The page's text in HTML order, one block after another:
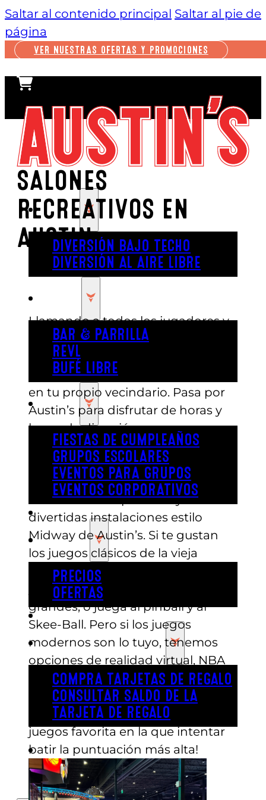
Saltar al contenido principal Saltar al pie de
página
VER NUESTRAS OFERTAS Y PROMOCIONES
JUGAR
DIVERSIÓN BAJO TECHO
DIVERSIÓN AL AIRE LIBRE
BAR & PARRILLA
REVL
BUFÉ LIBRE
FIESTA
FIESTAS DE CUMPLEAÑOS
GRUPOS ESCOLARES
EVENTOS PARA GRUPOS
EVENTOS CORPORATIVOS
REVL
PRECIOS
PRECIOS
OFERTAS
COMPRAR ENTRADAS
TARJETAS DE REGALO
COMPRA TARJETAS DE REGALO
CONSULTAR SALDO DE LA
TARJETA DE REGALO
SALONES
RECREATIVOS EN
AUSTIN
Llamando a todos los jugadores y
a los que estén listos para
divertirse: uno de los mejores
salones recreativos de Austin está
en tu propio vecindario. Pasa por
Austin’s para disfrutar de horas y
horas de diversión con
videojuegos. Trae a tu Player 2
favorito y enfrentaos a la selección
de más de 150 juegos recreativos
únicos en las espaciosas y
divertidas instalaciones estilo
Midway de Austin’s. Si te gustan
los juegos clásicos de la vieja
escuela, echa un vistazo a Pac Man
y Galaga en nuestras pantallas
grandes, o juega al pinball y al
Skee-Ball. Pero si los juegos
modernos son lo tuyo, tenemos
opciones de realidad virtual, NBA
Hoops, Injustice Arcade, Walking
Dead y mucho más. ¡Seguro que
encuentras una máquina de
juegos favorita en la que intentar
batir la puntuación más alta!